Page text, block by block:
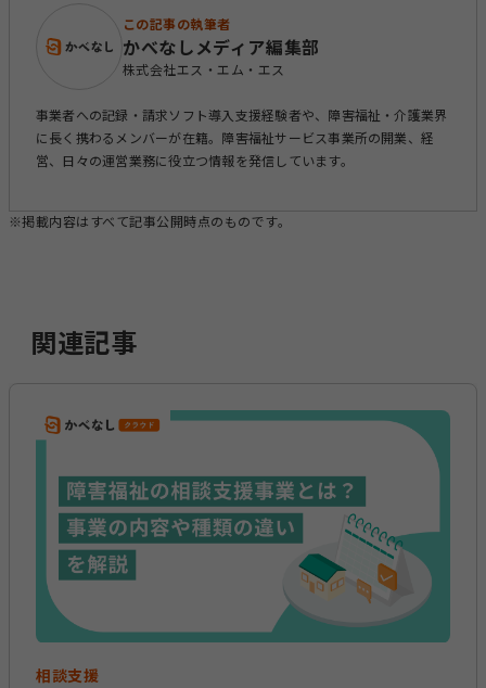
この記事の執筆者
かべなしメディア編集部
株式会社エス・エム・エス
事業者への記録・請求ソフト導入支援経験者や、障害福祉・介護業界
に長く携わるメンバーが在籍。障害福祉サービス事業所の開業、経
営、日々の運営業務に役立つ情報を発信しています。
※掲載内容はすべて記事公開時点のものです。
関連記事
相談支援